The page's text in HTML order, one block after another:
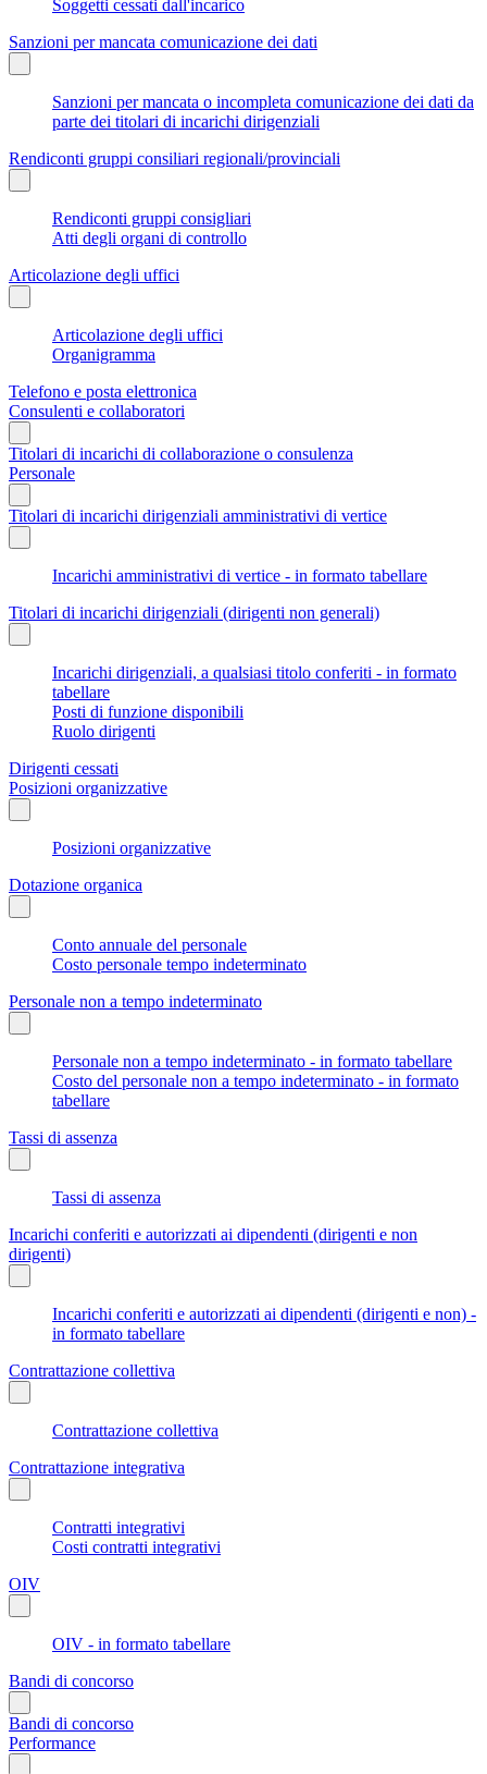
Soggetti cessati dall'incarico
Sanzioni per mancata comunicazione dei dati
Sanzioni per mancata o incompleta comunicazione dei dati da
parte dei titolari di incarichi dirigenziali
Rendiconti gruppi consiliari regionali/provinciali
Rendiconti gruppi consigliari
Atti degli organi di controllo
Articolazione degli uffici
Articolazione degli uffici
Organigramma
Telefono e posta elettronica
Consulenti e collaboratori
Titolari di incarichi di collaborazione o consulenza
Personale
Titolari di incarichi dirigenziali amministrativi di vertice
Incarichi amministrativi di vertice - in formato tabellare
Titolari di incarichi dirigenziali (dirigenti non generali)
Incarichi dirigenziali, a qualsiasi titolo conferiti - in formato
tabellare
Posti di funzione disponibili
Ruolo dirigenti
Dirigenti cessati
Posizioni organizzative
Posizioni organizzative
Dotazione organica
Conto annuale del personale
Costo personale tempo indeterminato
Personale non a tempo indeterminato
Personale non a tempo indeterminato - in formato tabellare
Costo del personale non a tempo indeterminato - in formato
tabellare
Tassi di assenza
Tassi di assenza
Incarichi conferiti e autorizzati ai dipendenti (dirigenti e non
dirigenti)
Incarichi conferiti e autorizzati ai dipendenti (dirigenti e non) -
in formato tabellare
Contrattazione collettiva
Contrattazione collettiva
Contrattazione integrativa
Contratti integrativi
Costi contratti integrativi
OIV
OIV - in formato tabellare
Bandi di concorso
Bandi di concorso
Performance